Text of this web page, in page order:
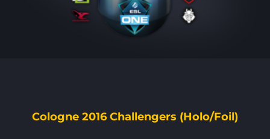
Cologne 2016 Challengers (Holo/Foil)